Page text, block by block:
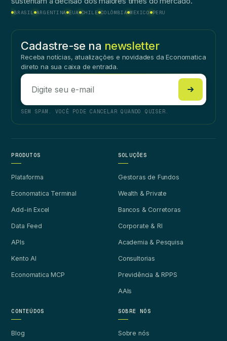
BRASIL ARGENTINA EUA CHILE COLÔMBIA MÉXICO PERU
Cadastre-se na newsletter
Receba notícias, atualizações e novidades da Economatica
direto na sua caixa de entrada.
SEM SPAM. VOCÊ PODE CANCELAR QUANDO QUISER.
PRODUTOS
Plataforma
Economatica Terminal
Add-in Excel
Data Feed
APIs
Kento AI
Economatica MCP
SOLUÇÕES
Gestoras de Fundos
Wealth & Private
Bancos & Corretoras
Corporate & RI
Academia & Pesquisa
Consultorias
Previdência & RPPS
AAIs
CONTEÚDOS
Blog
SOBRE NÓS
Sobre nós